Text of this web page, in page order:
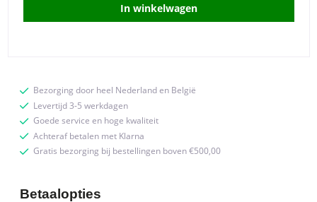
In winkelwagen
Bezorging door heel Nederland en België
Levertijd 3-5 werkdagen
Goede service en hoge kwaliteit
Achteraf betalen met Klarna
Gratis bezorging bij bestellingen boven €500,00
Betaalopties